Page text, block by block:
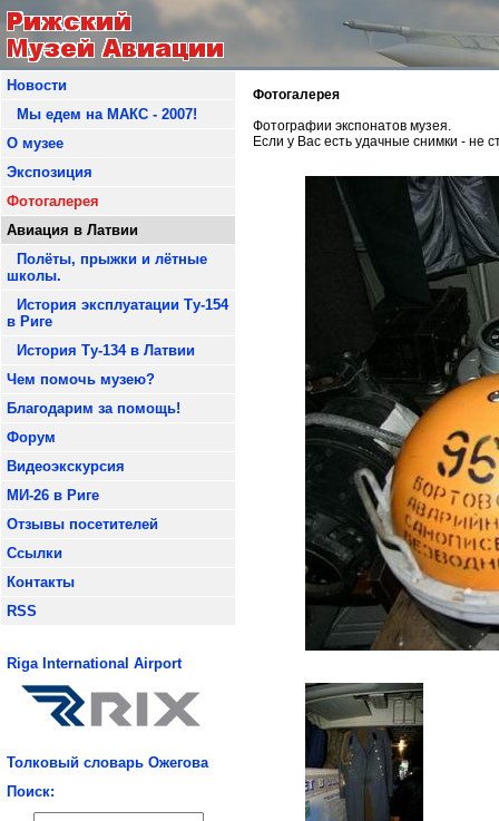
Новости
Мы едем на МАКС - 2007!
О музее
Экспозиция
Фотогалерея
Авиация в Латвии
Полёты, прыжки и лётные
школы.
История эксплуатации Ту-154
в Риге
История Ту-134 в Латвии
Чем помочь музею?
Благодарим за помощь!
Форум
Видеоэкскурсия
МИ-26 в Риге
Отзывы посетителей
Ссылки
Контакты
RSS
Riga International Airport
Толковый словарь Ожегова
Поиск:
Фотогалерея
Фотографии экспонатов музея.
Если у Вас есть удачные снимки - не